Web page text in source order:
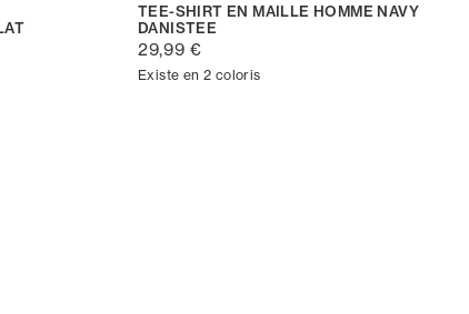
TEE-SHIRT EN MAILLE HOMME NAVY
DANISTEE
29,99 €
Existe en 2 coloris